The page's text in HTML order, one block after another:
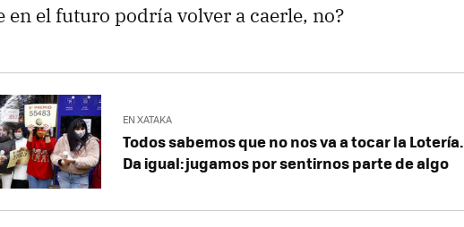
en el futuro podría volver a caerle, no?
EN XATAKA
Todos sabemos que no nos va a tocar la Lotería.
Da igual: jugamos por sentirnos parte de algo